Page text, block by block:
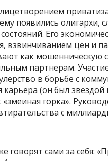
появились олигархи,
Его
взвинчиванием цен и
как мошенническую
партнерам.
в борьбе с
карьера (он был
горка».
с
говорят сами за себя: